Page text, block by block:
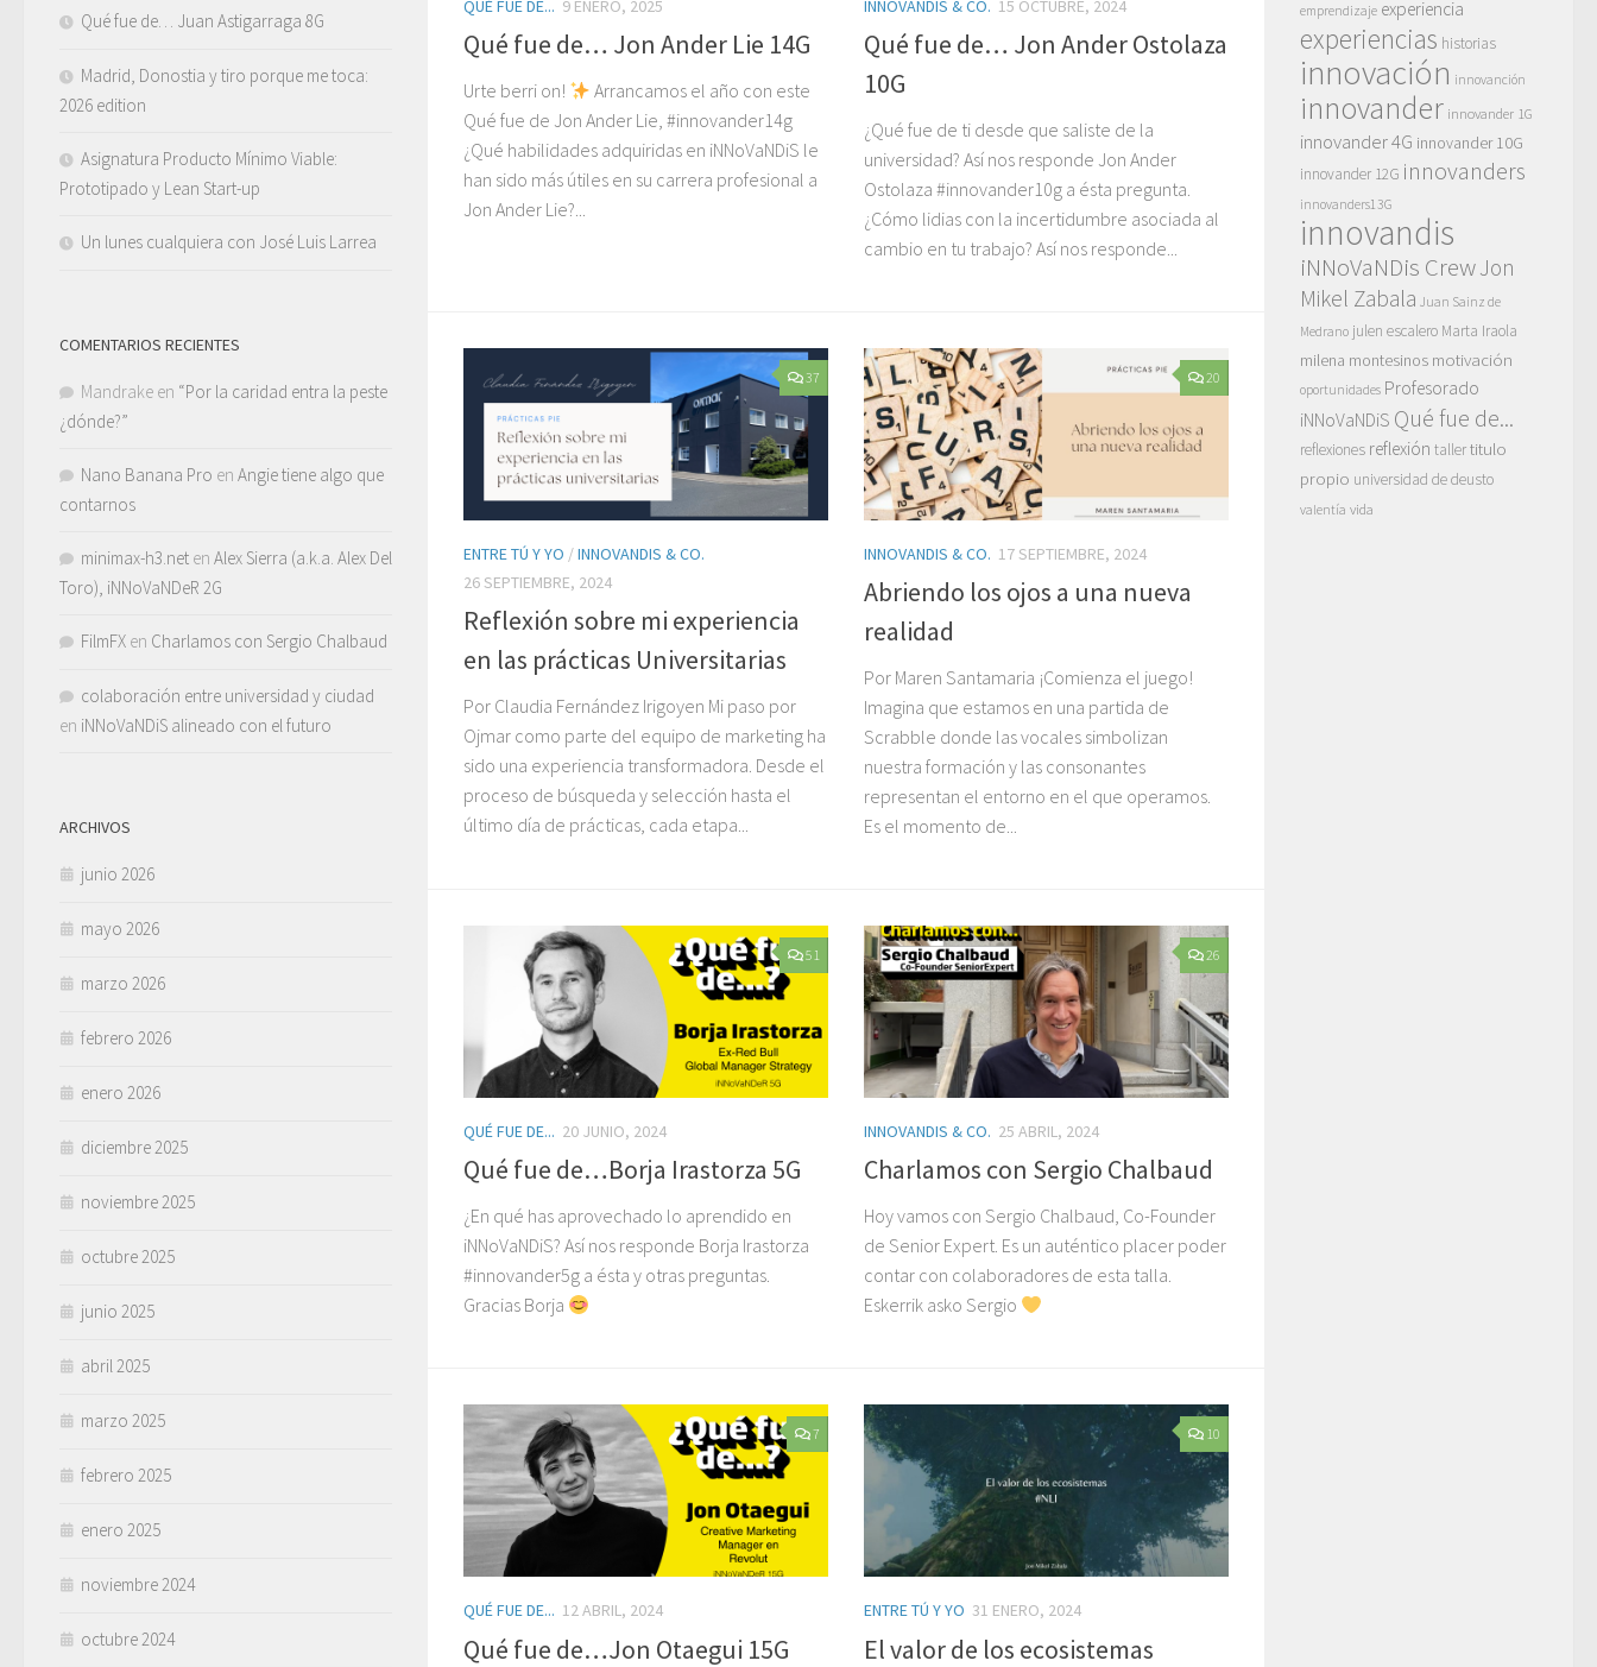
QUÉ FUE DE... 9 ENERO, 2025
Qué fue de… Jon Ander Lie 14G
Urte berri on!
Arrancamos el año con este
Qué fue de Jon Ander Lie, #innovander14g
¿Qué habilidades adquiridas en iNNoVaNDiS le
han sido más útiles en su carrera profesional a
Jon Ander Lie?...
INNOVANDIS & CO. 15 OCTUBRE, 2024
Qué fue de… Jon Ander Ostolaza
10G
¿Qué fue de ti desde que saliste de la
universidad? Así nos responde Jon Ander
Ostolaza #innovander10g a ésta pregunta.
¿Cómo lidias con la incertidumbre asociada al
cambio en tu trabajo? Así nos responde...
37
ENTRE TÚ Y YO /INNOVANDIS & CO.
26 SEPTIEMBRE, 2024
Reflexión sobre mi experiencia
en las prácticas Universitarias
Por Claudia Fernández Irigoyen Mi paso por
Ojmar como parte del equipo de marketing ha
sido una experiencia transformadora. Desde el
proceso de búsqueda y selección hasta el
último día de prácticas, cada etapa...
20
INNOVANDIS & CO. 17 SEPTIEMBRE, 2024
Abriendo los ojos a una nueva
realidad
Por Maren Santamaria ¡Comienza el juego!
Imagina que estamos en una partida de
Scrabble donde las vocales simbolizan
nuestra formación y las consonantes
representan el entorno en el que operamos.
Es el momento de...
51
QUÉ FUE DE... 20 JUNIO, 2024
Qué fue de…Borja Irastorza 5G
¿En qué has aprovechado lo aprendido en
iNNoVaNDiS? Así nos responde Borja Irastorza
#innovander5g a ésta y otras preguntas.
Gracias Borja
26
INNOVANDIS & CO. 25 ABRIL, 2024
Charlamos con Sergio Chalbaud
Hoy vamos con Sergio Chalbaud, Co-Founder
de Senior Expert. Es un auténtico placer poder
contar con colaboradores de esta talla.
Eskerrik asko Sergio
7
QUÉ FUE DE... 12 ABRIL, 2024
Qué fue de…Jon Otaegui 15G
10
ENTRE TÚ Y YO 31 ENERO, 2024
El valor de los ecosistemas
Qué fue de… Juan Astigarraga 8G
Madrid, Donostia y tiro porque me toca:
2026 edition
Asignatura Producto Mínimo Viable:
Prototipado y Lean Start-up
Un lunes cualquiera con José Luis Larrea
COMENTARIOS RECIENTES
Mandrake en “Por la caridad entra la peste
¿dónde?”
Nano Banana Pro en Angie tiene algo que
contarnos
minimax-h3.net en Alex Sierra (a.k.a. Alex Del
Toro), iNNoVaNDeR 2G
FilmFX en Charlamos con Sergio Chalbaud
colaboración entre universidad y ciudad
en iNNoVaNDiS alineado con el futuro
ARCHIVOS
junio 2026
mayo 2026
marzo 2026
febrero 2026
enero 2026
diciembre 2025
noviembre 2025
octubre 2025
junio 2025
abril 2025
marzo 2025
febrero 2025
enero 2025
noviembre 2024
octubre 2024
emprendizaje experiencia
experiencias historias
innovación innovanción
innovander innovander 1G
innovander 4G innovander 10G
innovander 12G innovanders
innovanders13G
innovandis
iNNoVaNDis CrewJon
Mikel Zabala Juan Sainz de
Medrano julen escalero Marta Iraola
milena montesinos motivación
oportunidades Profesorado
iNNoVaNDiS Qué fue de...
reflexiones reflexión tallertitulo
propio universidad de deusto
valentía vida